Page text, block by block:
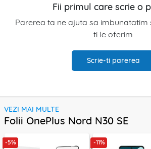
Fii primul care scrie o
Parerea ta ne ajuta sa imbunatatim
ti le oferim
Scrie-ti parerea
VEZI MAI MULTE
Folii OnePlus Nord N30 SE
-5% -11%